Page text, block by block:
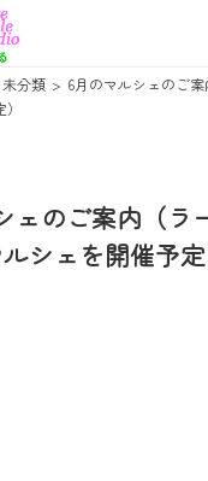
未分類
6月のマルシェのご
ェのご案内（ラ
シェを開催予定